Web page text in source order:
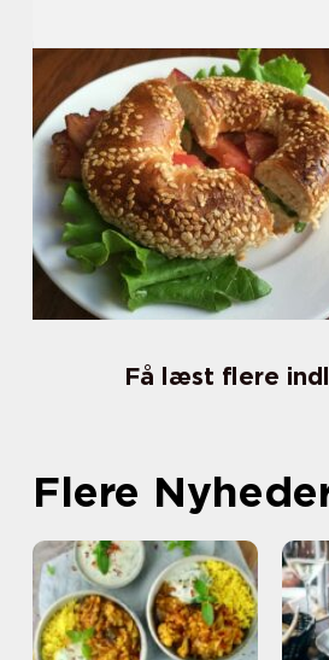
Få læst flere
Flere